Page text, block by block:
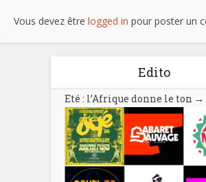
Vous devez être logged in pour poster un
Edito
Eté : l’Afrique donne le ton →